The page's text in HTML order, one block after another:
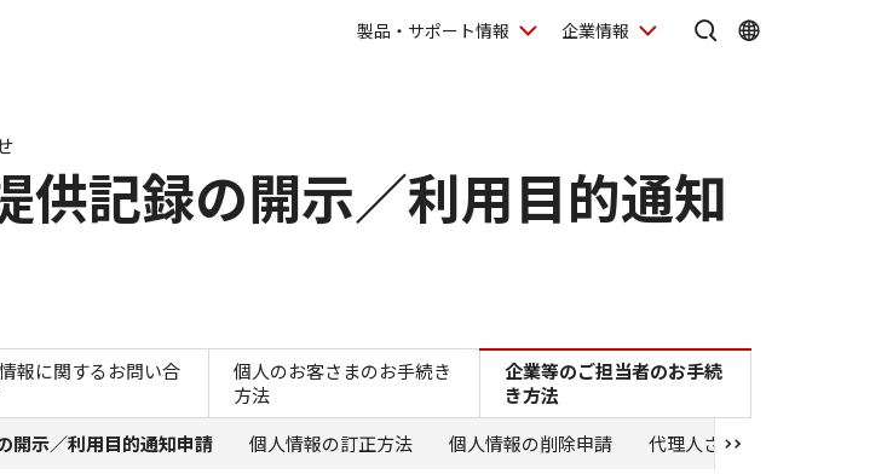
製品・サポート情報 企業情報
供記録の開示／利用目的通知
個人情報の開示／第三者提供記録の開示／利用目的通知申請（法人のお客さま）
報に関するお問い合
個人のお客さまのお手続き
方法
企業等のご担当者のお手続
き方法
開示／利用目的通知申請 個人情報の訂正方法 個人情報の削除申請 代理人さまによる申請